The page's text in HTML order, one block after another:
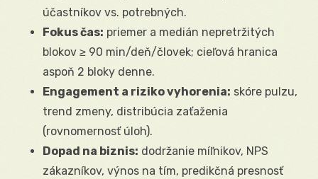
účastníkov vs. potrebných.
Fokus čas: priemer a medián nepretržitých
blokov ≥ 90 min/deň/človek; cieľová hranica
aspoň 2 bloky denne.
Engagement a riziko vyhorenia: skóre pulzu,
trend zmeny, distribúcia zaťaženia
(rovnomernosť úloh).
Dopad na biznis: dodržanie míľnikov, NPS
zákazníkov, výnos na tím, predikčná presnosť